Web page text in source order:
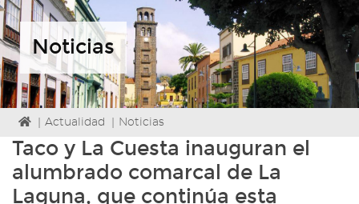
de
Facebook
de
Twitter
de
Youtube
Noticias
Icono
Home
para
a
Actualidad Noticias
Taco y La Cuesta inauguran el
alumbrado comarcal de La
Laguna, que continúa esta